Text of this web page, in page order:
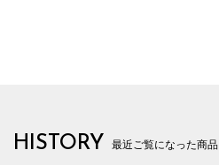
HISTORY 最近ご覧になった商品